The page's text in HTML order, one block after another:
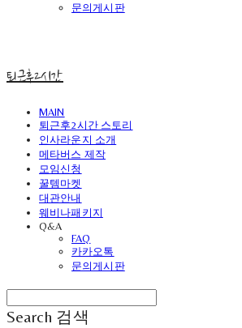
문의게시판
퇴근후2시간
MAIN
퇴근후2시간 스토리
인사라운지 소개
메타버스 제작
모임신청
꿀템마켓
대관안내
웨비나패키지
Q&A
FAQ
카카오톡
문의게시판
Search 검색